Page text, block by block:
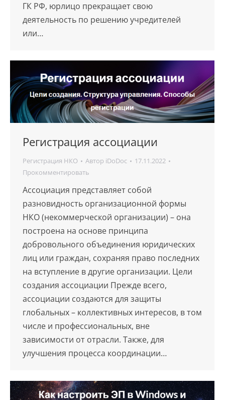
ГК РФ, юрлицо прекращает свою
деятельность по решению учредителей
или…
Регистрация ассоциации
Регистрация НКО Автор iDoDoc
17.11.2022
Прокомментировать
Ассоциация представляет собой
разновидность организационной формы
НКО (некоммерческой организации) – она
построена на основе принципа
добровольного объединения юридических
лиц или граждан, сохраняя право последних
на вступление в другие организации. Цели
создания ассоциации Прежде всего,
ассоциации создаются для защиты
глобальных – коллективных интересов, в том
числе и профессиональных, вне
зависимости от отрасли. Также, для
улучшения процесса координации…